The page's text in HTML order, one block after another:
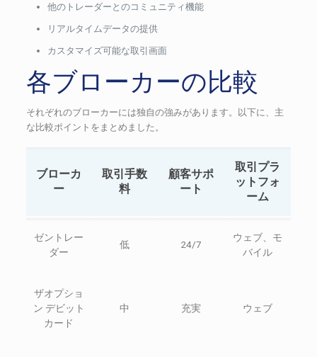
他のトレーダーとのコミュニティ機能
リアルタイムデータの提供
カスタマイズ可能な取引画面
各ブローカーの比較
それぞれのブローカーには独自の強みがあります。以下に、主
な比較ポイントをまとめました。
ブローカ
ー
取引手数
料
顧客サポ
ート
取引プラ
ットフォ
ーム
ゼントレー
ダー
低 24/7
ウェブ、モ
バイル
ザオプショ
ン デビット
カード
中 充実 ウェブ